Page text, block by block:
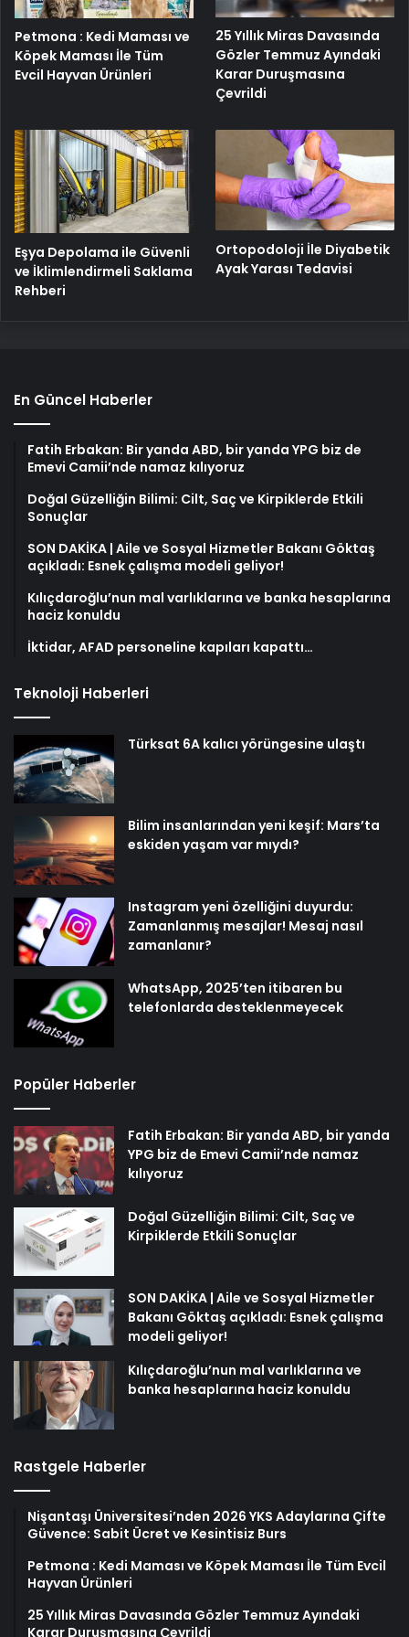
Petmona : Kedi Maması ve
Köpek Maması İle Tüm
Evcil Hayvan Ürünleri
25 Yıllık Miras Davasında
Gözler Temmuz Ayındaki
Karar Duruşmasına
Çevrildi
Eşya Depolama ile Güvenli
ve İklimlendirmeli Saklama
Rehberi
Ortopodoloji İle Diyabetik
Ayak Yarası Tedavisi
En Güncel Haberler
Fatih Erbakan: Bir yanda ABD, bir yanda YPG biz de
Emevi Camii’nde namaz kılıyoruz
Doğal Güzelliğin Bilimi: Cilt, Saç ve Kirpiklerde Etkili
Sonuçlar
SON DAKİKA | Aile ve Sosyal Hizmetler Bakanı Göktaş
açıkladı: Esnek çalışma modeli geliyor!
Kılıçdaroğlu’nun mal varlıklarına ve banka hesaplarına
haciz konuldu
İktidar, AFAD personeline kapıları kapattı…
Teknoloji Haberleri
Türksat 6A kalıcı yörüngesine ulaştı
Bilim insanlarından yeni keşif: Mars’ta
eskiden yaşam var mıydı?
Instagram yeni özelliğini duyurdu:
Zamanlanmış mesajlar! Mesaj nasıl
zamanlanır?
WhatsApp, 2025’ten itibaren bu
telefonlarda desteklenmeyecek
Popüler Haberler
Fatih Erbakan: Bir yanda ABD, bir yanda
YPG biz de Emevi Camii’nde namaz
kılıyoruz
Doğal Güzelliğin Bilimi: Cilt, Saç ve
Kirpiklerde Etkili Sonuçlar
SON DAKİKA | Aile ve Sosyal Hizmetler
Bakanı Göktaş açıkladı: Esnek çalışma
modeli geliyor!
Kılıçdaroğlu’nun mal varlıklarına ve
banka hesaplarına haciz konuldu
Rastgele Haberler
Nişantaşı Üniversitesi’nden 2026 YKS Adaylarına Çifte
Güvence: Sabit Ücret ve Kesintisiz Burs
Petmona : Kedi Maması ve Köpek Maması İle Tüm Evcil
Hayvan Ürünleri
25 Yıllık Miras Davasında Gözler Temmuz Ayındaki
Karar Duruşmasına Çevrildi